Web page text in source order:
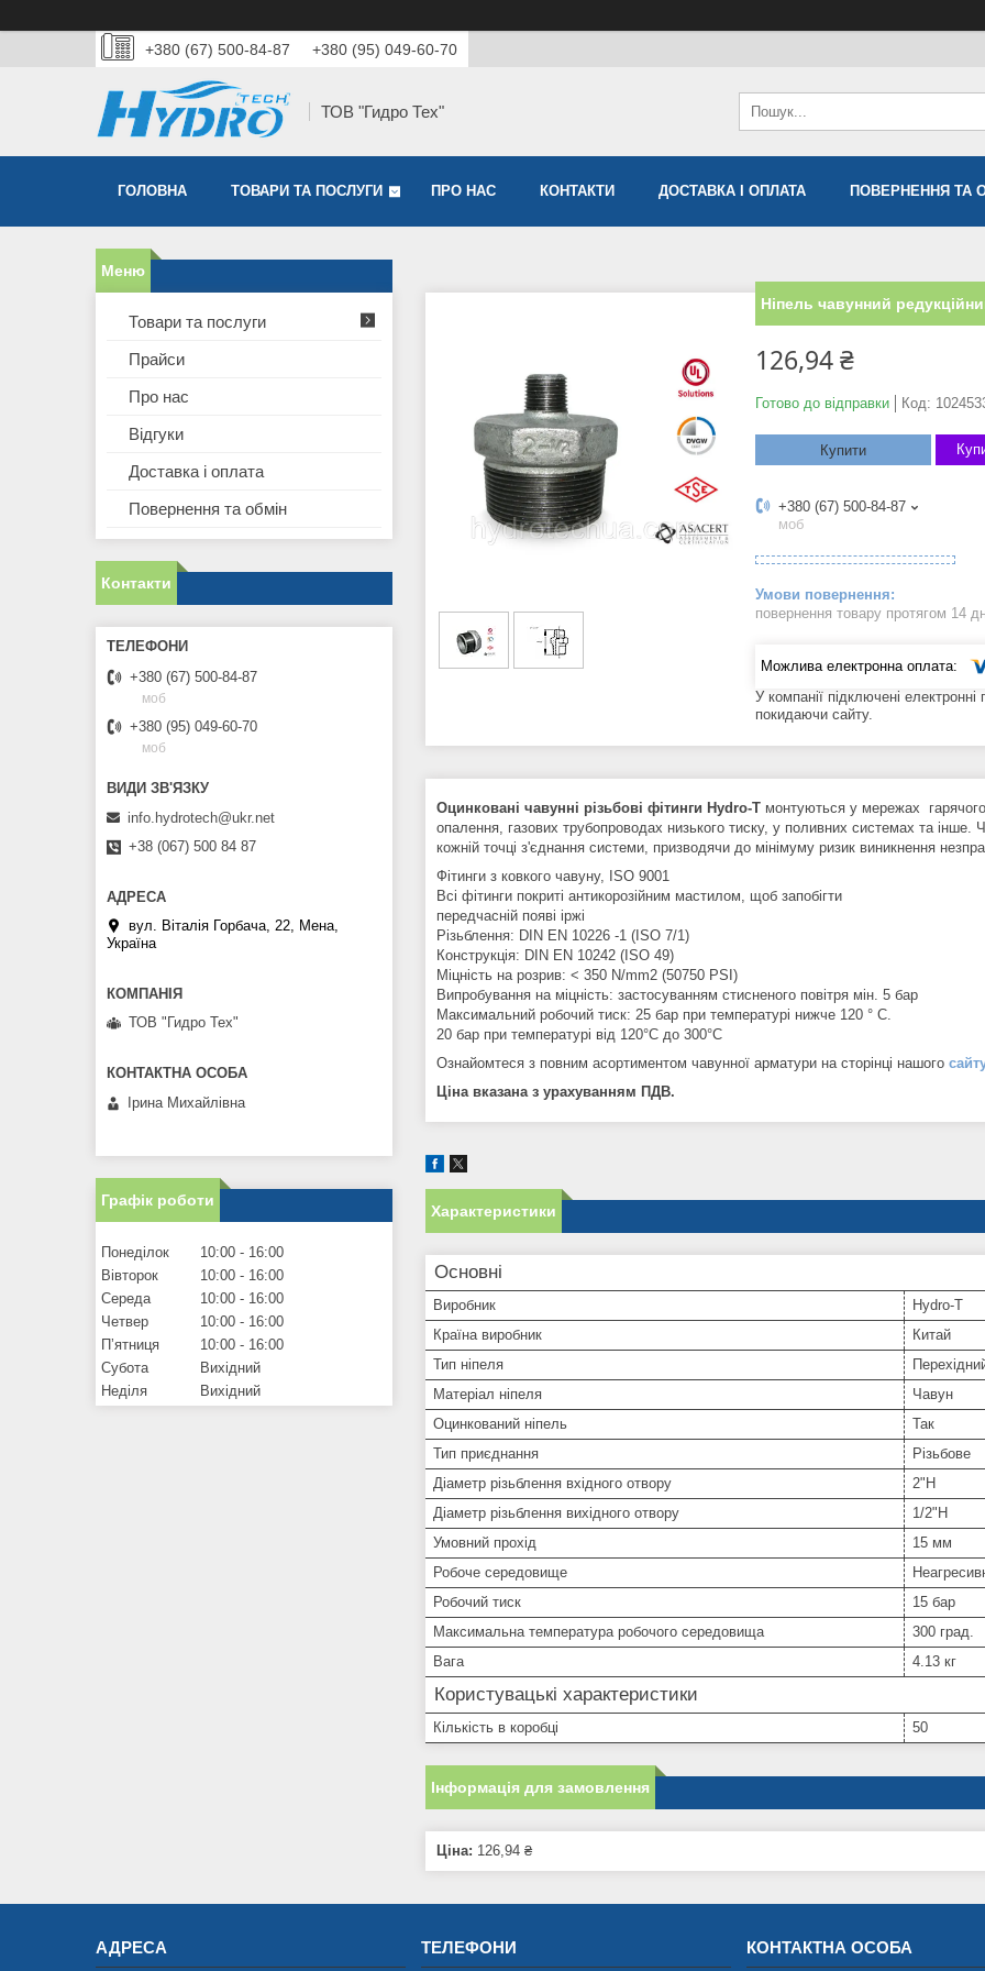
+380 (67) 500-84-87 +380 (95) 049-60-70
ТОВ "Гидро Тех"
ГОЛОВНА ТОВАРИ ТА ПОСЛУГИ ПРО НАС КОНТАКТИ ДОСТАВКА І ОПЛАТА ПОВЕРНЕННЯ ТА
Ніпель чавунний
126,94 ₴
Готово до відправки Код:
Купити
+380 (67) 500-84-87
моб
повернення товару протягом 14
У компанії підключені
покидаючи сайту.
Оцинковані чавунні різьбові фітинги Hydro-T монтуються у мережах
опалення, газових трубопроводах низького тиску, у поливних системах та інше.
кожній точці з'єднання системи, призводячи до мінімуму ризик виникнення
Фітинги з ковкого чавуну, ISO 9001
Всі фітинги покриті антикорозійним мастилом, щоб запобігти
передчасній появі іржі
Різьблення: DIN EN 10226 -1 (ISO 7/1)
Конструкція: DIN EN 10242 (ISO 49)
Міцність на розрив: < 350 N/mm2 (50750 PSI)
Випробування на міцність: застосуванням стисненого повітря мін. 5 бар
Максимальний робочий тиск: 25 бар при температурі нижче 120 ° С.
20 бар при температурі від 120°C до 300°C
Ознайомтеся з повним асортиментом чавунної арматури на сторінці нашого
Ціна вказана з урахуванням ПДВ.
Характеристики
Основні
Виробник
Hydro-T
Країна виробник
Китай
Тип ніпеля
Матеріал ніпеля
Чавун
Оцинкований ніпель
Так
Тип приєднання
Різьбове
Діаметр різьблення вхідного отвору
2"Н
Діаметр різьблення вихідного отвору
1/2"Н
Умовний прохід
15 мм
Робоче середовище
Робочий тиск
15 бар
Максимальна температура робочого середовища
300 град.
Вага
4.13 кг
Користувацькі характеристики
Кількість в коробці 50
Інформація для замовлення
Ціна: 126,94 ₴
Товари та послуги
Прайси
Про нас
Відгуки
Доставка і оплата
Повернення та обмін
Контакти
+380 (67) 500-84-87
моб
+380 (95) 049-60-70
моб
info.hydrotech@ukr.net
+38 (067) 500 84 87
вул. Віталія Горбача, 22, Мена,
Україна
ТОВ "Гидро Тех"
Ірина Михайлівна
Графік роботи
Понеділок 10:00
16:00
Вівторок
10:00
16:00
Середа
10:00
16:00
Четвер
10:00
16:00
Пʼятниця
10:00
16:00
Субота
Вихідний
Неділя
Вихідний